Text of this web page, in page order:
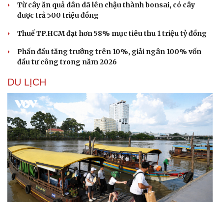
Từ cây ăn quả dân dã lên chậu thành bonsai, có cây
được trả 500 triệu đồng
Thuế TP.HCM đạt hơn 58% mục tiêu thu 1 triệu tỷ đồng
Phấn đấu tăng trưởng trên 10%, giải ngân 100% vốn
đầu tư công trong năm 2026
DU LỊCH